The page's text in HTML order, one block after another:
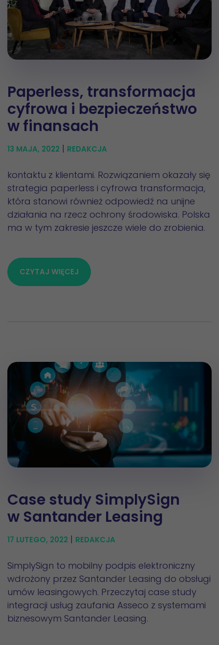
Paperless, transformacja
cyfrowa i bezpieczeństwo
w finansach
13 MAJA, 2022 | REDAKCJA
kontaktu z klientami. Rozwiązaniem okazały się
strategia paperless i cyfrowa transformacja,
która stanowi również odpowiedź na unijne
działania na rzecz ochrony środowiska. Polska
ma w tym zakresie jeszcze wiele do zrobienia.
CZYTAJ WIĘCEJ
Case study SimplySign
w Santander Leasing
17 LUTEGO, 2022 | REDAKCJA
SimplySign to mobilny podpis elektroniczny
wdrożony przez Santander Leasing do obsługi
umów leasingowych. Przeczytaj case study
integracji usług zaufania Asseco z systemami
biznesowym Santander Leasing.